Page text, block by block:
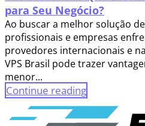
para Seu Negócio?
Ao buscar a melhor solução
profissionais e empresas
provedores internacionais e
VPS Brasil pode trazer
menor...
Continue reading